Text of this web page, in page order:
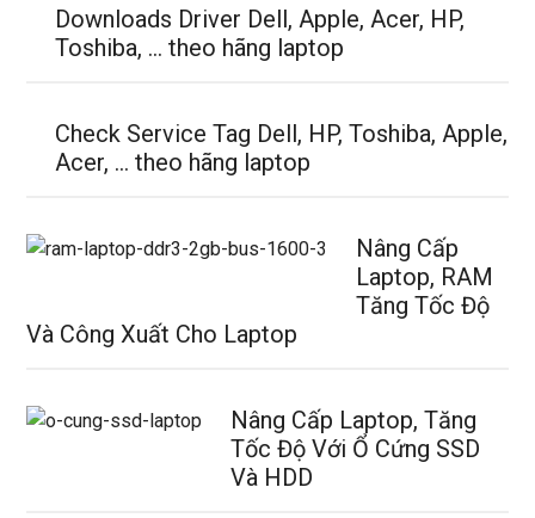
Downloads Driver Dell, Apple, Acer, HP,
Toshiba, … theo hãng laptop
Check Service Tag Dell, HP, Toshiba, Apple,
Acer, … theo hãng laptop
Nâng Cấp
Laptop, RAM
Tăng Tốc Độ
Và Công Xuất Cho Laptop
Nâng Cấp Laptop, Tăng
Tốc Độ Với Ổ Cứng SSD
Và HDD